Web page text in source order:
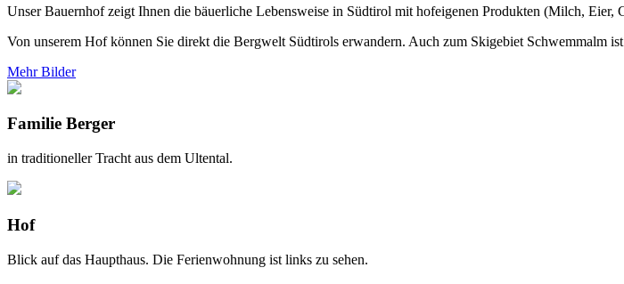
Unser Bauernhof zeigt Ihnen die bäuerliche Lebensweise in Südtirol mit hofeigenen Produkten (Milch, Eier,
Von unserem Hof können Sie direkt die Bergwelt Südtirols erwandern. Auch zum Skigebiet Schwemmalm
Mehr Bilder
Familie Berger
in traditioneller Tracht aus dem Ultental.
Hof
Blick auf das Haupthaus. Die Ferienwohnung ist links zu sehen.